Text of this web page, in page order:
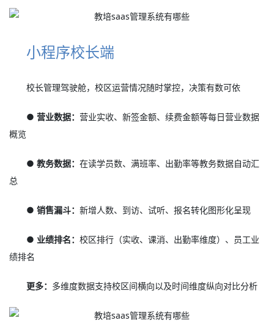
小程序校长端
校长管理驾驶舱，校区运营情况随时掌控，决策有数可依
● 营业数据：营业实收、新签金额、续费金额等每日营业数据
概览
● 教务数据：在读学员数、满班率、出勤率等教务数据自动汇
总
● 销售漏斗：新增人数、到访、试听、报名转化图形化呈现
● 业绩排名：校区排行（实收、课消、出勤率维度）、员工业
绩排名
更多： 多维度数据支持校区间横向以及时间维度纵向对比分析